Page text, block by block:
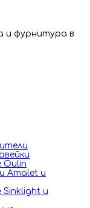
и фурнитура в
Oulin
Amalet и
Sinklight и